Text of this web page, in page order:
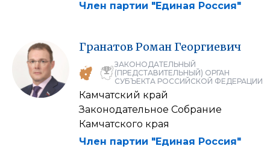
Член партии "Единая Россия"
Гранатов Роман Георгиевич
ЗАКОНОДАТЕЛЬНЫЙ
(ПРЕДСТАВИТЕЛЬНЫЙ) ОРГАН
СУБЪЕКТА РОССИЙСКОЙ ФЕДЕРАЦИИ
Камчатский край
Законодательное Собрание
Камчатского края
Член партии "Единая Россия"